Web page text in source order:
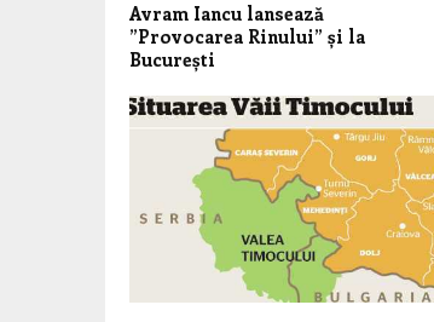
Avram Iancu lansează
”Provocarea Rinului” și la
București